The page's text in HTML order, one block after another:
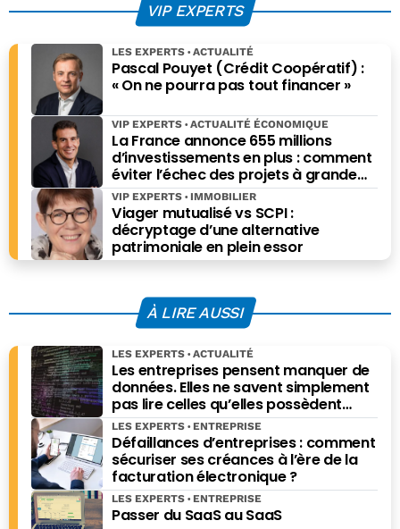
VIP EXPERTS
Pascal Pouyet (Crédit Coopératif) :
« On ne pourra pas tout financer »
LES EXPERTS ACTUALITÉ
La France annonce 655 millions
d’investissements en plus : comment
éviter l’échec des projets à grande
échelle ?
VIP EXPERTS ACTUALITÉ ÉCONOMIQUE
Viager mutualisé vs SCPI :
décryptage d’une alternative
patrimoniale en plein essor
VIP EXPERTS IMMOBILIER
À LIRE AUSSI
Les entreprises pensent manquer de
données. Elles ne savent simplement
pas lire celles qu’elles possèdent
déjà.
LES EXPERTS ACTUALITÉ
Défaillances d’entreprises : comment
sécuriser ses créances à l’ère de la
facturation électronique ?
LES EXPERTS ENTREPRISE
Passer du SaaS au SaaS
LES EXPERTS ENTREPRISE